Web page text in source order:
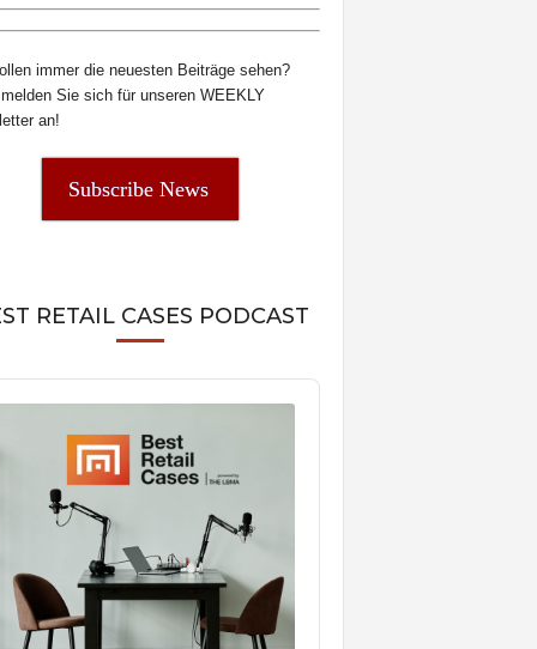
immer die neuesten Beiträge sehen?
melden Sie sich für unseren WEEKLY
an!
Subscribe News
RETAIL CASES PODCAST